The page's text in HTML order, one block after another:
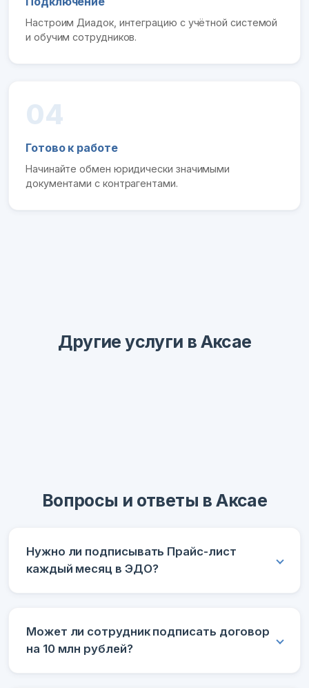
Настроим Диадок, интеграцию с учётной системой
и обучим сотрудников.
04
Готово к работе
Начинайте обмен юридически значимыми
документами с контрагентами.
Другие услуги в Аксае
Вопросы и ответы в Аксае
Нужно ли подписывать Прайс-лист
каждый месяц в ЭДО?
Может ли сотрудник подписать договор
на 10 млн рублей?